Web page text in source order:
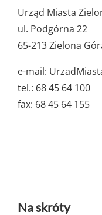
ważne
dane
Urząd Miasta
ul. Podgórna 22
65-213 Zielona
e-mail:
tel.: 68 45 64 100
fax: 68 45 64 155
Na skróty